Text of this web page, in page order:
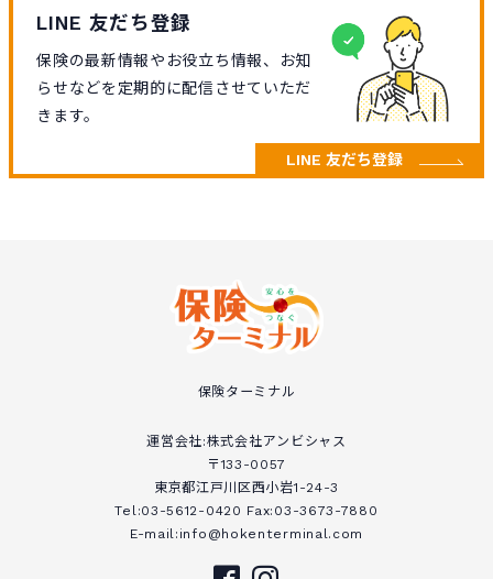
LINE 友だち登録
保険の最新情報やお役立ち情報、お知
らせなどを定期的に配信させていただ
きます。
LINE 友だち登録
保険ターミナル
運営会社:株式会社アンビシャス
〒133-0057
東京都江戸川区西小岩1-24-3
Tel:03-5612-0420 Fax:03-3673-7880
E-mail:info@hokenterminal.com